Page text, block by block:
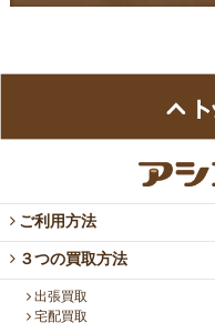
ご利用方法
３つの買取方法
出張買取
宅配買取